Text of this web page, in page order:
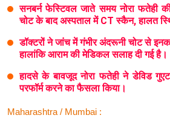
सनबर्न फेस्टिवल जाते समय नोरा फतेही
चोट के बाद अस्पताल में CT स्कैन, हालत
डॉक्टरों ने जांच में गंभीर अंदरूनी चोट से
हालांकि आराम की मेडिकल सलाह दी गई है।
हादसे के बावजूद नोरा फतेही ने डेविड
परफॉर्म करने का फैसला किया।
Maharashtra / Mumbai :